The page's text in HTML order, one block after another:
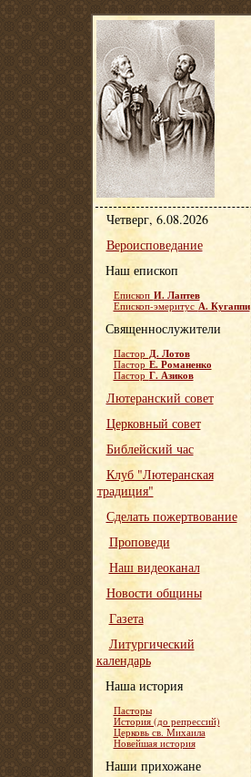
Четверг, 6.08.2026
Вероисповедание
Наш епископ
Епископ И. Лаптев
Епископ-эмеритус А. Кугаппи
Священнослужители
Пастор Д. Лотов
Пастор Е. Романенко
Пастор Г. Азиков
Лютеранский совет
Церковный совет
Библейский час
Клуб "Лютеранская
традиция"
Сделать пожертвование
Проповеди
Наш видеоканал
Новости общины
Газета
Литургический
календарь
Наша история
Пасторы
История (до репрессий)
Церковь св. Михаила
Новейшая история
Наши прихожане